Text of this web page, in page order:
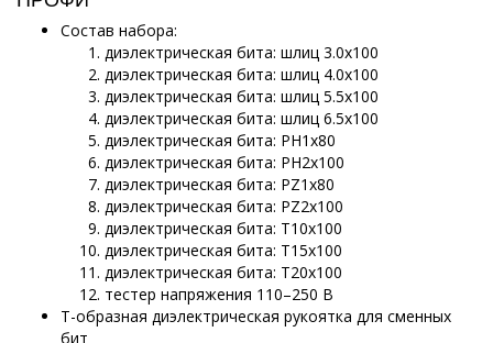
Состав набора:
диэлектрическая бита: шлиц 3.0х100
диэлектрическая бита: шлиц 4.0х100
диэлектрическая бита: шлиц 5.5х100
диэлектрическая бита: шлиц 6.5х100
диэлектрическая бита: PH1х80
диэлектрическая бита: PH2х100
диэлектрическая бита: PZ1х80
диэлектрическая бита: PZ2х100
диэлектрическая бита: Т10х100
диэлектрическая бита: Т15х100
диэлектрическая бита: Т20х100
тестер напряжения 110–250 В
Т-образная диэлектрическая рукоятка для сменных
бит